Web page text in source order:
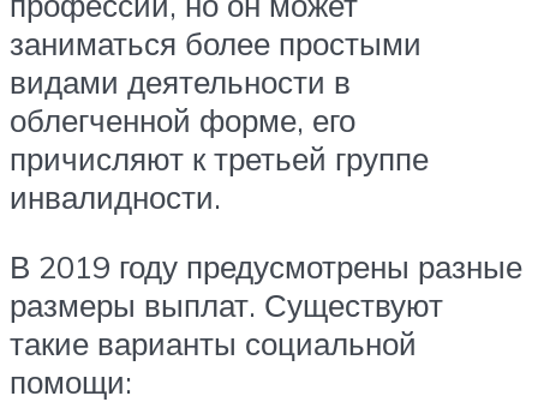
заниматься более простыми
видами деятельности в
облегченной форме, его
причисляют к третьей группе
инвалидности.
В 2019 году предусмотрены разные
размеры выплат. Существуют
такие варианты социальной
помощи: